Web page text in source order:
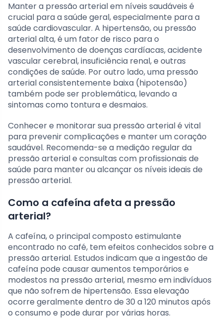
Manter a pressão arterial em níveis saudáveis é
crucial para a saúde geral, especialmente para a
saúde cardiovascular. A hipertensão, ou pressão
arterial alta, é um fator de risco para o
desenvolvimento de doenças cardíacas, acidente
vascular cerebral, insuficiência renal, e outras
condições de saúde. Por outro lado, uma pressão
arterial consistentemente baixa (hipotensão)
também pode ser problemática, levando a
sintomas como tontura e desmaios.
Conhecer e monitorar sua pressão arterial é vital
para prevenir complicações e manter um coração
saudável. Recomenda-se a medição regular da
pressão arterial e consultas com profissionais de
saúde para manter ou alcançar os níveis ideais de
pressão arterial.
Como a cafeína afeta a pressão
arterial?
A cafeína, o principal composto estimulante
encontrado no café, tem efeitos conhecidos sobre a
pressão arterial. Estudos indicam que a ingestão de
cafeína pode causar aumentos temporários e
modestos na pressão arterial, mesmo em indivíduos
que não sofrem de hipertensão. Essa elevação
ocorre geralmente dentro de 30 a 120 minutos após
o consumo e pode durar por várias horas.